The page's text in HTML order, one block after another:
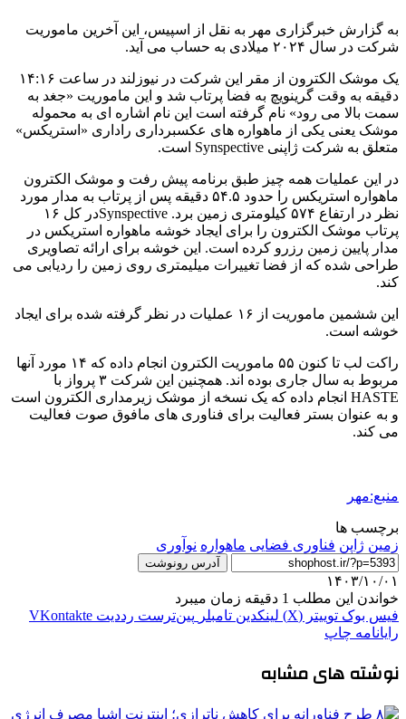
به گزارش خبرگزاری مهر به نقل از اسپیس، این آخرین ماموریت
شرکت در سال ۲۰۲۴ میلادی به حساب می آید.
یک موشک الکترون از مقر این شرکت در نیوزلند در ساعت ۱۴:۱۶
دقیقه به وقت گرینویچ به فضا پرتاب شد و این ماموریت «جغد به
سمت بالا می رود» نام گرفته است این نام اشاره ای به محموله
موشک یعنی یکی از ماهواره های عکسبرداری راداری «استریکس»
متعلق به شرکت ژاپنی Synspective است.
در این عملیات همه چیز طبق برنامه پیش رفت و موشک الکترون
ماهواره استریکس را حدود ۵۴.۵ دقیقه پس از پرتاب به مدار مورد
نظر در ارتفاع ۵۷۴ کیلومتری زمین برد. Synspectiveدر کل ۱۶
پرتاب موشک الکترون را برای ایجاد خوشه ماهواره استریکس در
مدار پایین زمین رزرو کرده است. این خوشه برای ارائه تصاویری
طراحی شده که از فضا تغییرات میلیمتری روی زمین را ردیابی می
کند.
این ششمین ماموریت از ۱۶ عملیات در نظر گرفته شده برای ایجاد
خوشه است.
راکت لب تا کنون ۵۵ ماموریت الکترون انجام داده که ۱۴ مورد آنها
مربوط به سال جاری بوده اند. همچنین این شرکت ۳ پرواز با
HASTE انجام داده که یک نسخه از موشک زیرمداری الکترون است
و به عنوان بستر فعالیت برای فناوری های مافوق صوت فعالیت
می کند.
منبع:مهر
برچسب ها
زمین ژاپن فناوری فضایی ماهواره نوآوری
آدرس رونوشت
۱۴۰۳/۱۰/۰۱
خواندن این مطلب 1 دقیقه زمان میبرد
فیس بوک توییتر (X) لینکدین ‫تامبلر ‫پین‌ترست ‫رددیت ‫VKontakte
رایانامه چاپ
نوشته های مشابه